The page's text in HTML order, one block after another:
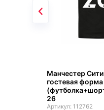
Манчестер
гостевая
26
112762